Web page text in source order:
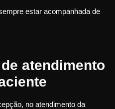
estar acompanhada de
atendimento
no atendimento da